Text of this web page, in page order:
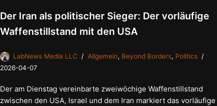
Der Iran als politischer Sieger: Der vorläufige
Waffenstillstand mit den USA
LabNews Media LLC Allgemein, Beyond Borders, Politics
2026-04-07
Der am Dienstag vereinbarte zweiwöchige Waffenstillstand
zwischen den USA, Israel und dem Iran markiert das vorläufige